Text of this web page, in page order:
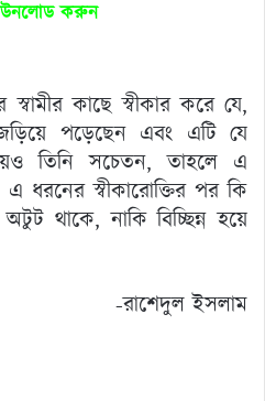
করুন
কাছে স্বীকার করে যে,
পড়েছেন এবং এটি যে
তিনি সচেতন, তাহলে এ
এ ধরনের স্বীকারোক্তির পর কি
অটুট থাকে, নাকি বিচ্ছিন্ন হয়ে
-রাশেদুল ইসলাম